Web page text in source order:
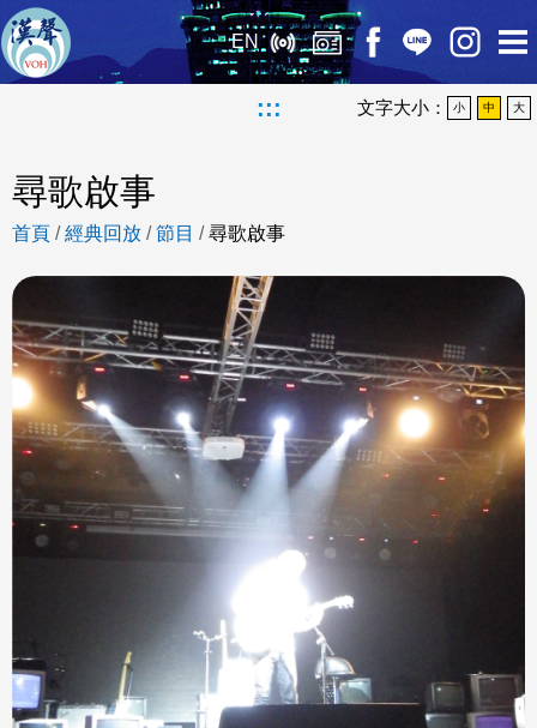
EN
::: 文字大小： 小 中 大
尋歌啟事
首頁 /經典回放 /節目 /尋歌啟事